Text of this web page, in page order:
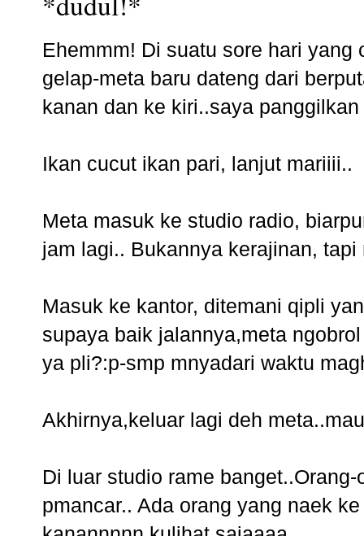
Ehemmm! Di suatu sore hari
gelap-meta baru dateng dari
kanan dan ke kiri..saya
Ikan cucut ikan pari, lanjut mariiii..
Meta masuk ke studio radio,
jam lagi.. Bukannya kerajinan,
Masuk ke kantor, ditemani qipli
supaya baik jalannya,meta
ya pli?:p-smp mnyadari waktu
Akhirnya,keluar lagi deh
Di luar studio rame
pmancar.. Ada orang yang naek